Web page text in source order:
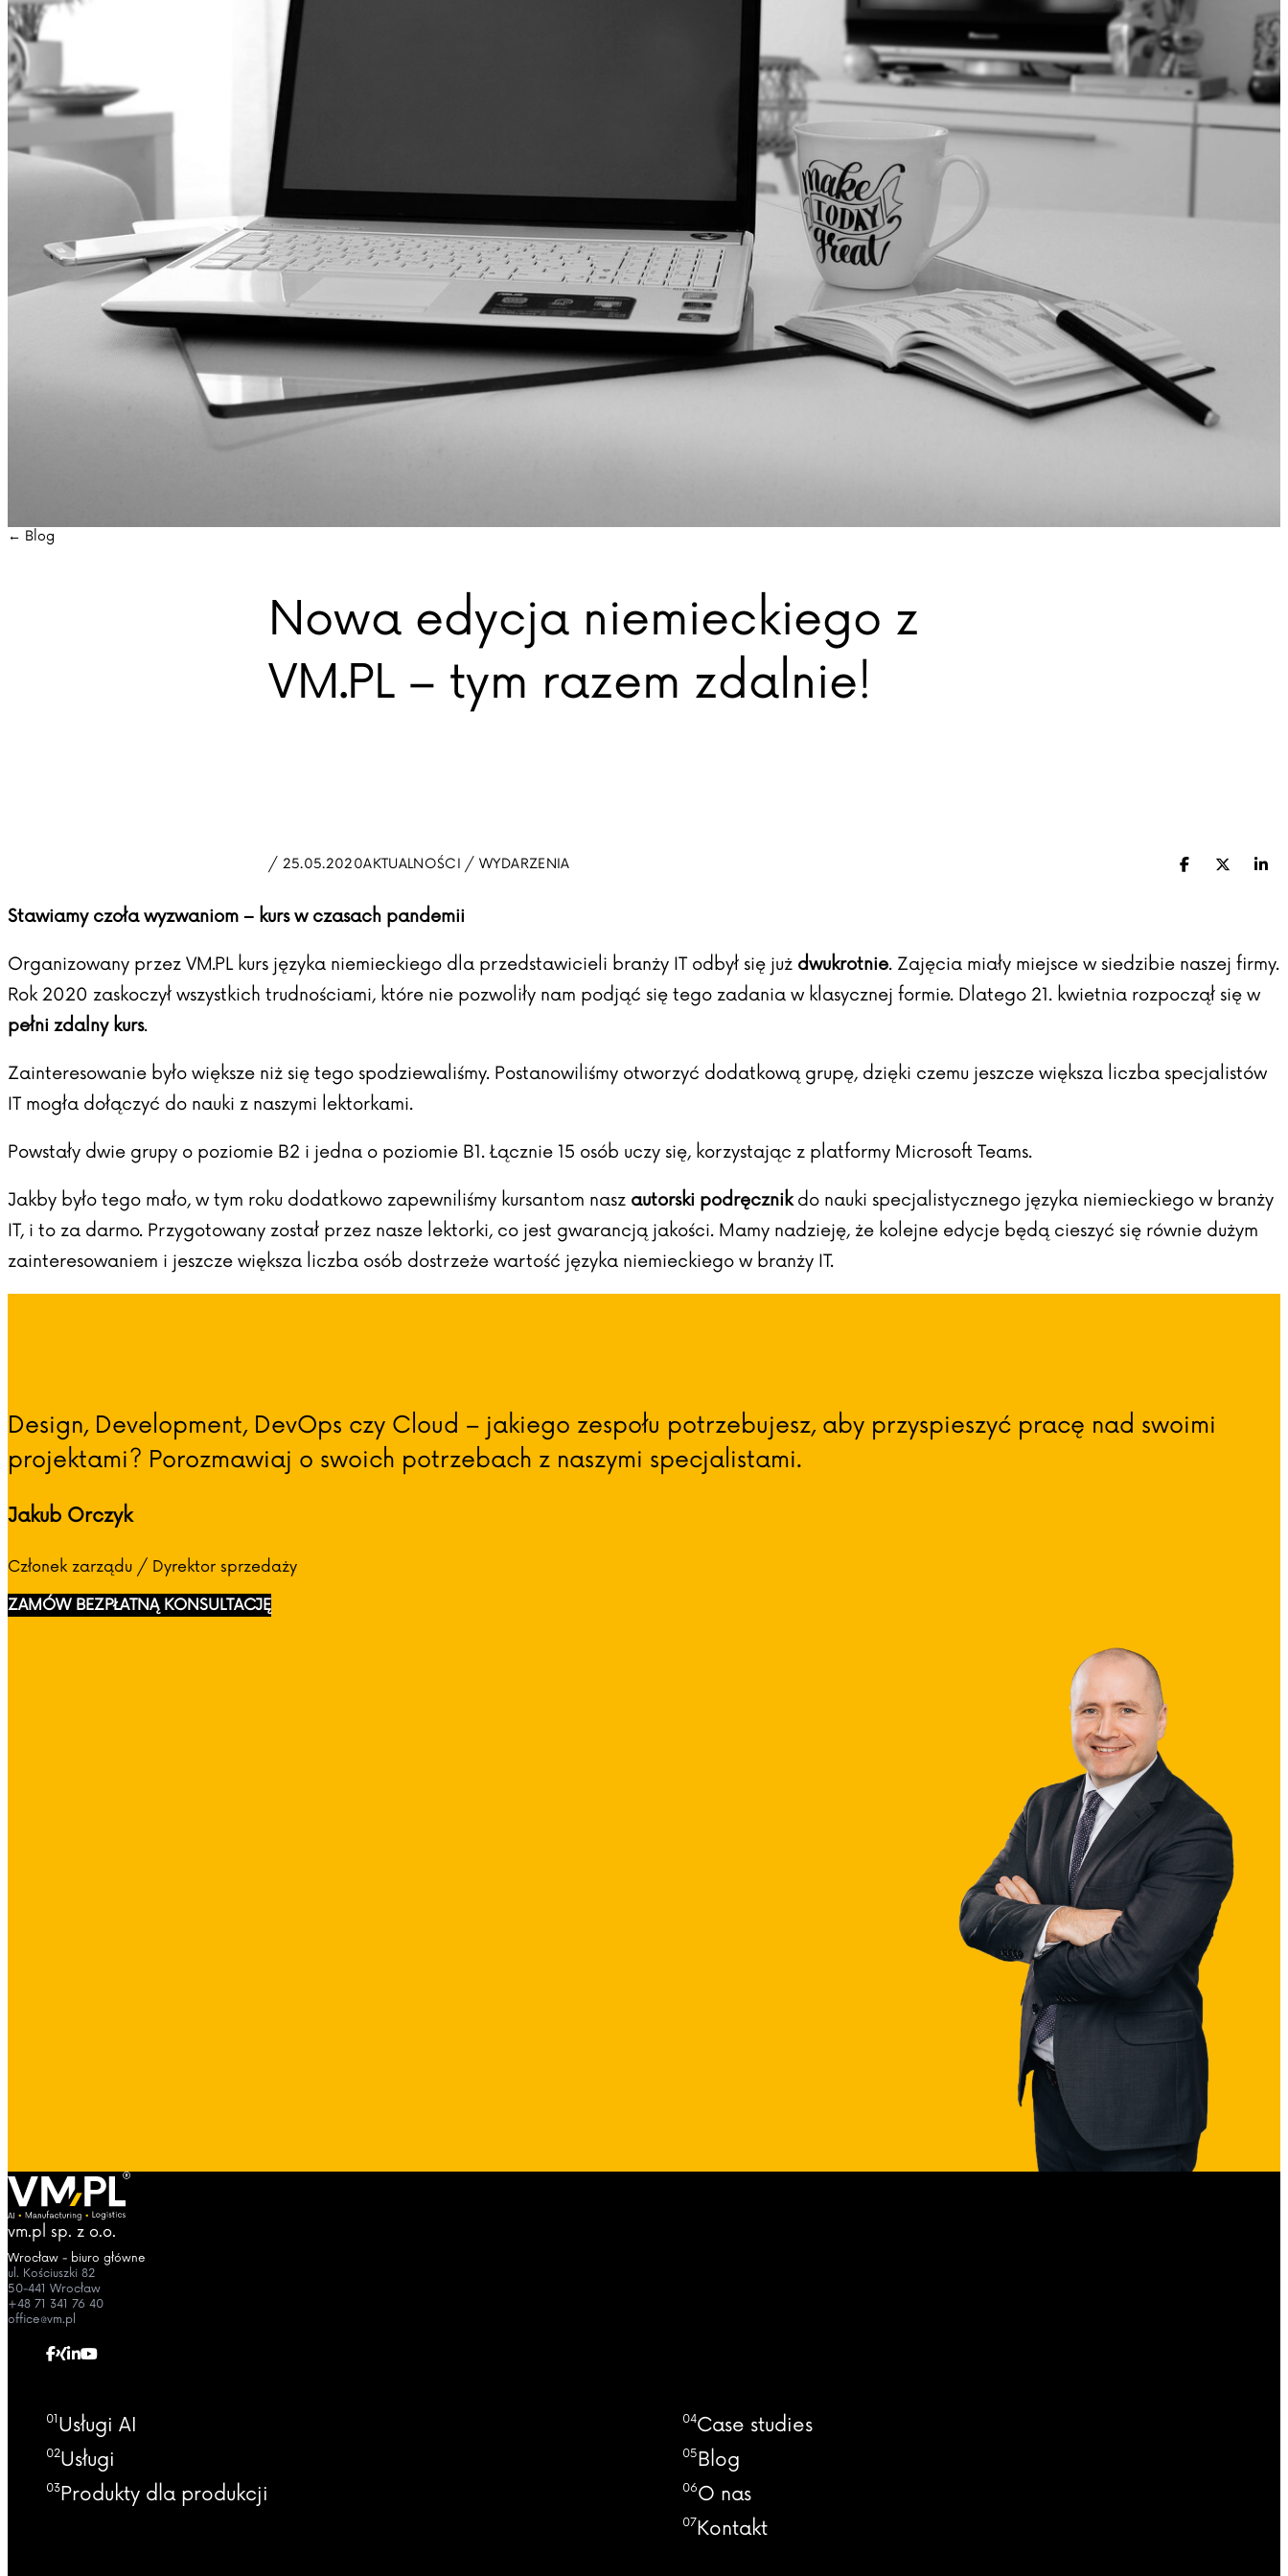
← Blog
Nowa edycja niemieckiego z
VM.PL – tym razem zdalnie!
/ 25.05.2020AKTUALNOŚCI / WYDARZENIA
Facebook
X
Stawiamy czoła wyzwaniom – kurs w czasach pandemii
Organizowany przez VM.PL kurs języka niemieckiego dla przedstawicieli branży IT odbył się już dwukrotnie. Zajęcia miały miejsce w siedzibie naszej firmy.
Rok 2020 zaskoczył wszystkich trudnościami, które nie pozwoliły nam podjąć się tego zadania w klasycznej formie. Dlatego 21. kwietnia rozpoczął się w
pełni zdalny kurs.
Zainteresowanie było większe niż się tego spodziewaliśmy. Postanowiliśmy otworzyć dodatkową grupę, dzięki czemu jeszcze większa liczba specjalistów
IT mogła dołączyć do nauki z naszymi lektorkami.
Powstały dwie grupy o poziomie B2 i jedna o poziomie B1. Łącznie 15 osób uczy się, korzystając z platformy Microsoft Teams.
Jakby było tego mało, w tym roku dodatkowo zapewniliśmy kursantom nasz autorski podręcznikdo nauki specjalistycznego języka niemieckiego w branży
IT, i to za darmo. Przygotowany został przez nasze lektorki, co jest gwarancją jakości. Mamy nadzieję, że kolejne edycje będą cieszyć się równie dużym
zainteresowaniem i jeszcze większa liczba osób dostrzeże wartość języka niemieckiego w branży IT.
Design, Development, DevOps czy Cloud – jakiego zespołu potrzebujesz, aby przyspieszyć pracę nad swoimi
projektami? Porozmawiaj o swoich potrzebach z naszymi specjalistami.
Jakub Orczyk
Członek zarządu / Dyrektor sprzedaży
ZAMÓW BEZPŁATNĄ KONSULTACJĘ
vm.pl sp. z o.o.
Wrocław - biuro główne
ul. Kościuszki 82
50-441 Wrocław
+48 71 341 76 40
office@vm.pl
01 Usługi AI
02Usługi
03Produkty dla produkcji
04Case studies
05Blog
06O nas
07Kontakt